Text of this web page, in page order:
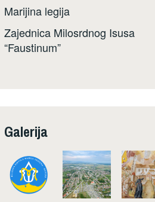
Marijina legija
Zajednica Milosrdnog Isusa
“Faustinum”
Galerija